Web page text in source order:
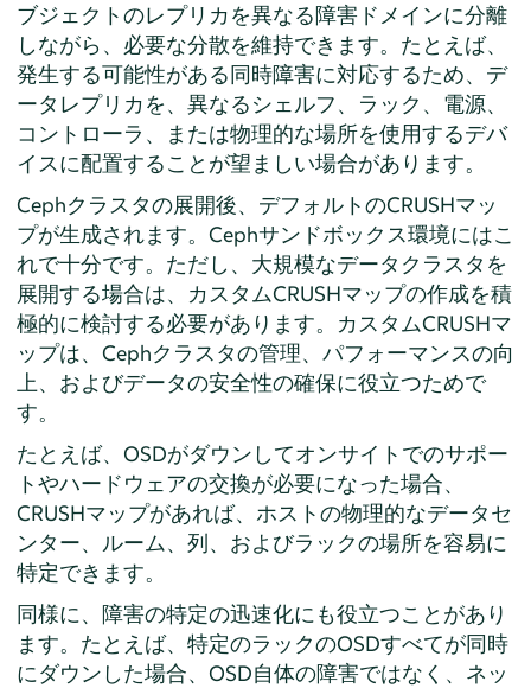
ブジェクトのレプリカを異なる障害ドメインに分離
しながら、必要な分散を維持できます。たとえば、
発生する可能性がある同時障害に対応するため、デ
ータレプリカを、異なるシェルフ、ラック、電源、
コントローラ、または物理的な場所を使用するデバ
イスに配置することが望ましい場合があります。
Cephクラスタの展開後、デフォルトのCRUSHマッ
プが生成されます。Cephサンドボックス環境にはこ
れで十分です。ただし、大規模なデータクラスタを
展開する場合は、カスタムCRUSHマップの作成を積
極的に検討する必要があります。カスタムCRUSHマ
ップは、Cephクラスタの管理、パフォーマンスの向
上、およびデータの安全性の確保に役立つためで
す。
たとえば、OSDがダウンしてオンサイトでのサポー
トやハードウェアの交換が必要になった場合、
CRUSHマップがあれば、ホストの物理的なデータセ
ンター、ルーム、列、およびラックの場所を容易に
特定できます。
同様に、障害の特定の迅速化にも役立つことがあり
ます。たとえば、特定のラックのOSDすべてが同時
にダウンした場合、OSD自体の障害ではなく、ネッ